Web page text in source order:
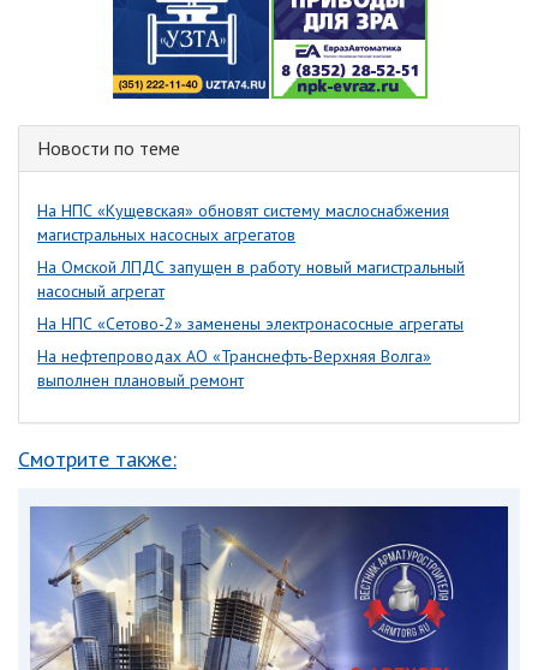
Новости по теме
На НПС «Кущевская» обновят систему маслоснабжения
магистральных насосных агрегатов
На Омской ЛПДС запущен в работу новый магистральный
насосный агрегат
На НПС «Сетово-2» заменены электронасосные агрегаты
На нефтепроводах АО «Транснефть-Верхняя Волга»
выполнен плановый ремонт
Смотрите также: